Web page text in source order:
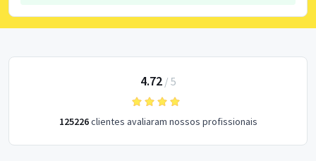
4.72/ 5
125226clientes avaliaram nossos profissionais